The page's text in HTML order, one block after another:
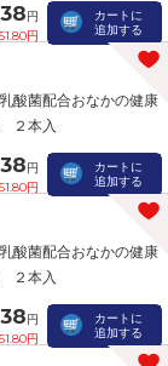
円
円
カートに
追加する
酸菌配合おなかの健康
２本入
円
円
カートに
追加する
酸菌配合おなかの健康
２本入
円
円
カートに
追加する